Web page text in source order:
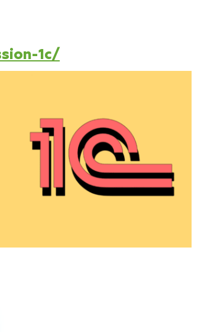
1c/